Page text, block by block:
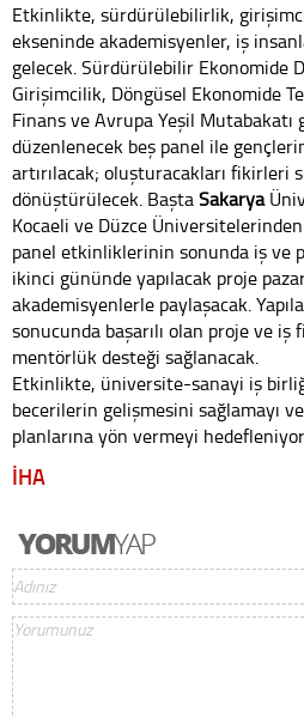
Etkinlikte, sürdürülebilirlik,
ekseninde akademisyenler, iş
gelecek. Sürdürülebilir Ekonomide
Girişimcilik, Döngüsel Ekonomide
Finans ve Avrupa Yeşil Mutabakatı
düzenlenecek beş panel ile
artırılacak; oluşturacakları
dönüştürülecek. BaştaSakarya
Kocaeli ve Düzce
panel etkinliklerinin sonunda iş ve
ikinci gününde yapılacak proje
akademisyenlerle paylaşacak.
sonucunda başarılı olan proje ve
mentörlük desteği sağlanacak.
Etkinlikte, üniversite-sanayi iş
becerilerin gelişmesini sağlamayı
planlarına yön vermeyi
İHA